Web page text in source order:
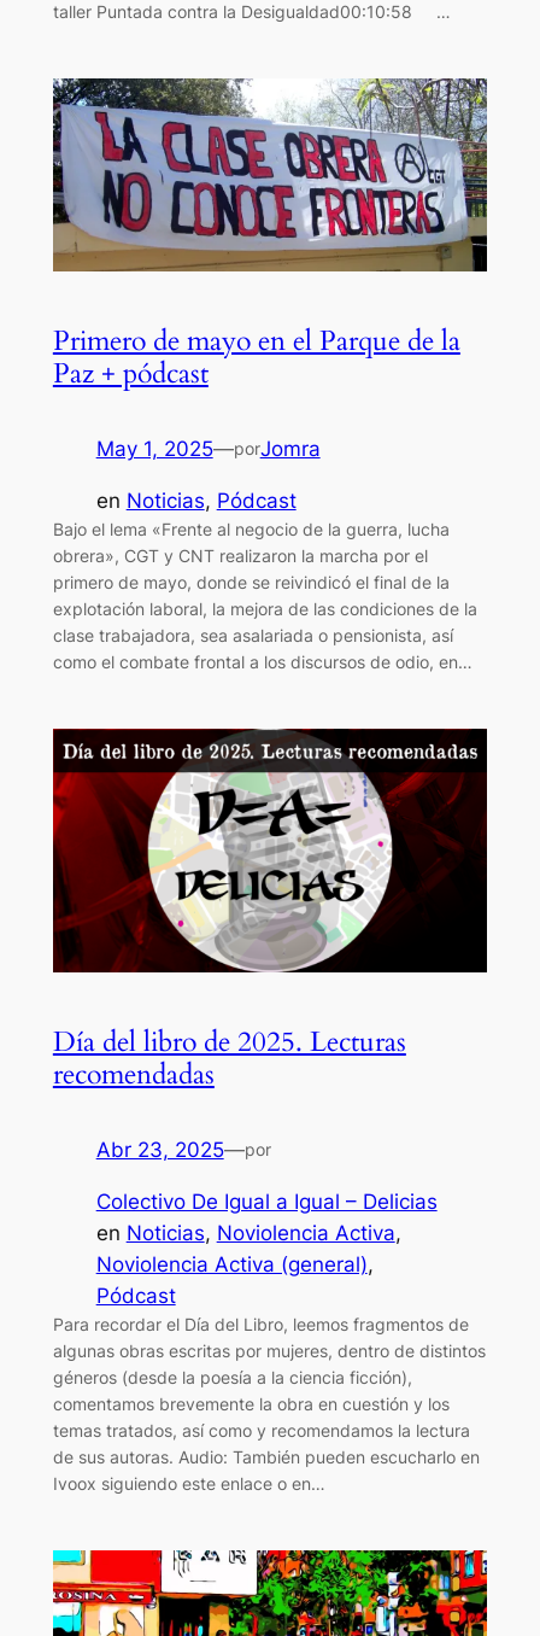
taller Puntada contra la Desigualdad00:10:58 …
Primero de mayo en el Parque de la
Paz + pódcast
May 1, 2025—porJomra
en Noticias, Pódcast
Bajo el lema «Frente al negocio de la guerra, lucha
obrera», CGT y CNT realizaron la marcha por el
primero de mayo, donde se reivindicó el final de la
explotación laboral, la mejora de las condiciones de la
clase trabajadora, sea asalariada o pensionista, así
como el combate frontal a los discursos de odio, en…
Día del libro de 2025. Lecturas
recomendadas
Abr 23, 2025—por
Colectivo De Igual a Igual – Delicias
en Noticias, Noviolencia Activa
Noviolencia Activa (general)
Pódcast
Para recordar el Día del Libro, leemos fragmentos de
algunas obras escritas por mujeres, dentro de distintos
géneros (desde la poesía a la ciencia ficción),
comentamos brevemente la obra en cuestión y los
temas tratados, así como y recomendamos la lectura
de sus autoras. Audio: También pueden escucharlo en
Ivoox siguiendo este enlace o en…